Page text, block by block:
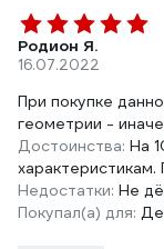
Родион Я.
16.07.2022
При покупке
геометрии -
Достоинства: На
характеристикам.
Недостатки: Не
Покупал(а) для: